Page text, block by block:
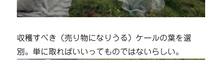
収穫すべき（売り物になりうる）ケールの葉を選
別。単に取ればいいってものではないらしい。